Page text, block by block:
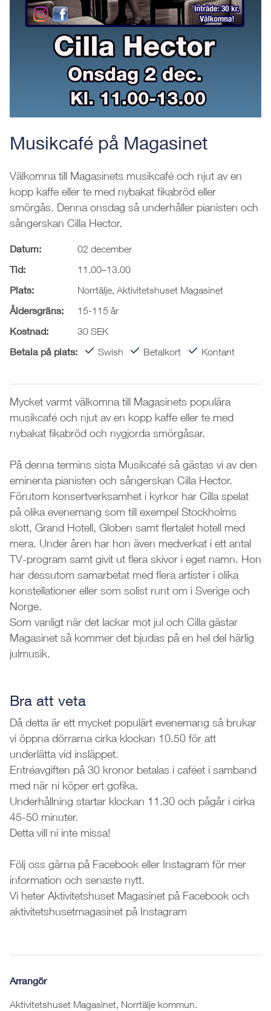
Musikcafé på Magasinet
Välkomna till Magasinets musikcafé och njut av en
kopp kaffe eller te med nybakat fikabröd eller
smörgås. Denna onsdag så underhåller pianisten och
sångerskan Cilla Hector.
Datum: 02 december
Tid: 11.00–13.00
Plats: Norrtälje, Aktivitetshuset Magasinet
Åldersgräns: 15-115 år
Kostnad: 30 SEK
Betala på plats: Swish Betalkort Kontant
Mycket varmt välkomna till Magasinets populära
musikcafé och njut av en kopp kaffe eller te med
nybakat fikabröd och nygjorda smörgåsar.
På denna termins sista Musikcafé så gästas vi av den
eminenta pianisten och sångerskan Cilla Hector.
Förutom konsertverksamhet i kyrkor har Cilla spelat
på olika evenemang som till exempel Stockholms
slott, Grand Hotell, Globen samt flertalet hotell med
mera. Under åren har hon även medverkat i ett antal
TV-program samt givit ut flera skivor i eget namn. Hon
har dessutom samarbetat med flera artister i olika
konstellationer eller som solist runt om i Sverige och
Norge.
Som vanligt när det lackar mot jul och Cilla gästar
Magasinet så kommer det bjudas på en hel del härlig
julmusik.
Bra att veta
Då detta är ett mycket populärt evenemang så brukar
vi öppna dörrarna cirka klockan 10.50 för att
underlätta vid insläppet.
Entréavgiften på 30 kronor betalas i caféet i samband
med när ni köper ert gofika.
Underhållning startar klockan 11.30 och pågår i cirka
45-50 minuter.
Detta vill ni inte missa!
Följ oss gärna på Facebook eller Instagram för mer
information och senaste nytt.
Vi heter Aktivitetshuset Magasinet på Facebook och
aktivitetshusetmagasinet på Instagram
Arrangör
Aktivitetshuset Magasinet, Norrtälje kommun.